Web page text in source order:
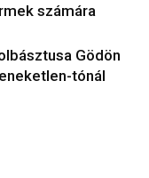
számára
Gödön
tónál